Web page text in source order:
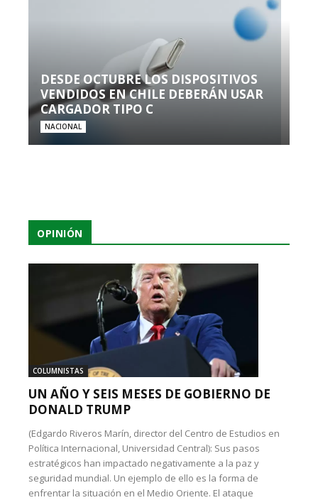
DESDE OCTUBRE LOS DISPOSITIVOS
VENDIDOS EN CHILE DEBERÁN USAR
CARGADOR TIPO C
NACIONAL
OPINIÓN
COLUMNISTAS
UN AÑO Y SEIS MESES DE GOBIERNO DE
DONALD TRUMP
(Edgardo Riveros Marín, director del Centro de Estudios en
Política Internacional, Universidad Central): Sus pasos
estratégicos han impactado negativamente a la paz y
seguridad mundial. Un ejemplo de ello es la forma de
enfrentar la situación en el Medio Oriente. El ataque